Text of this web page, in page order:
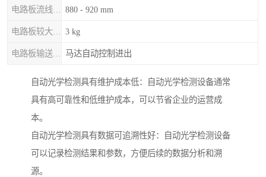
880 - 920 mm
3 kg
马达自动控制进出
自动光学检测具有维护成本低：自动光学检测设备通常
具有高可靠性和低维护成本，可以节省企业的运营成
本。
自动光学检测具有数据可追溯性好：自动光学检测设备
可以记录检测结果和参数，方便后续的数据分析和溯
源。